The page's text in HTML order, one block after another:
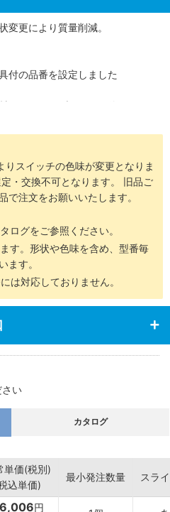
変更により質量削減。
付の品番を設定しました
は鉛フリーブッシュを使用してい
界オートスイッチまで取付可能
スイッチの色味が変更となりま
・交換不可となります。 旧品ご
で注文をお願いいたします。
ログをご参照ください。
す。形状や色味を含め、型番毎
ます。
は対応しておりません。
い
カタログ
単価(税別)
込単価)
最小発注数量 スラ
円